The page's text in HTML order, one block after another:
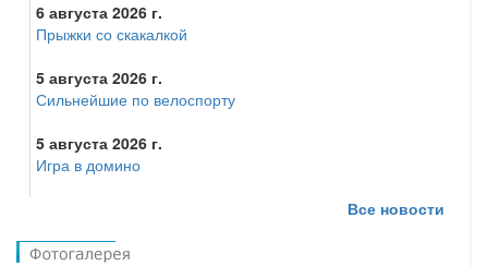
6 августа 2026 г.
Прыжки со скакалкой
5 августа 2026 г.
Сильнейшие по велоспорту
5 августа 2026 г.
Игра в домино
Все новости